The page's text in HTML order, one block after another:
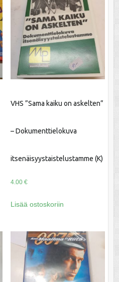
VHS ”Sama kaiku on askelten”
– Dokumenttielokuva
itsenäisyystaistelustamme (K)
4.00 €
Lisää ostoskoriin